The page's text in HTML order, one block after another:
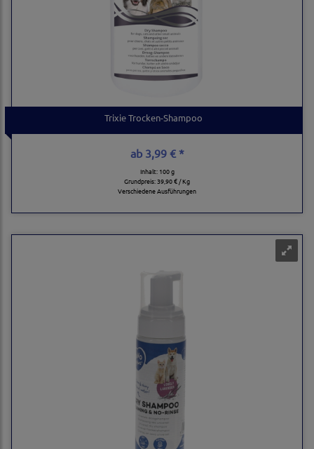
Trixie Trocken-Shampoo
ab3,99 € *
Inhalt: 100 g
Grundpreis:39,90 € / Kg
Verschiedene Ausführungen